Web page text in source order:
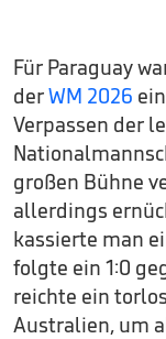
Für Paraguay
derWM 2026
Verpassen der
großen Bühne
allerdings
kassierte man
folgte ein 1:0
reichte ein
Australien, um